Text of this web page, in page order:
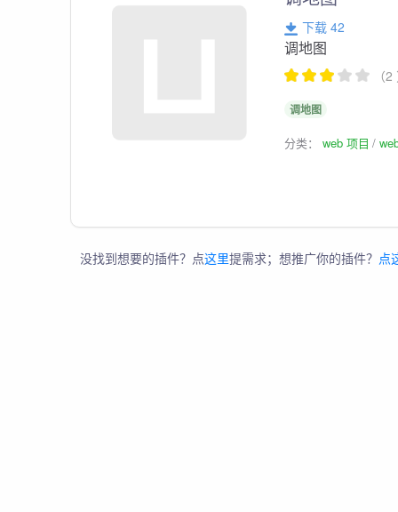
下载 42
调地图
（
调地图
分类：web 项目
没找到想要的插件？点这里提需求；想推广你的插件？ 点